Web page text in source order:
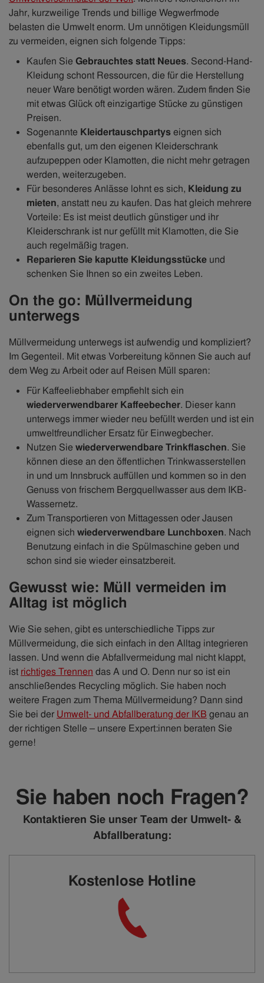
Jahr, kurzweilige Trends und billige Wegwerfmode
belasten die Umwelt enorm. Um unnötigen Kleidungsmüll
zu vermeiden, eignen sich folgende Tipps:
Kaufen Sie Gebrauchtes statt Neues. Second-Hand-
Kleidung schont Ressourcen, die für die Herstellung
neuer Ware benötigt worden wären. Zudem finden Sie
mit etwas Glück oft einzigartige Stücke zu günstigen
Preisen.
Sogenannte Kleidertauschpartyseignen sich
ebenfalls gut, um den eigenen Kleiderschrank
aufzupeppen oder Klamotten, die nicht mehr getragen
werden, weiterzugeben.
Für besonderes Anlässe lohnt es sich, Kleidung zu
mieten, anstatt neu zu kaufen. Das hat gleich mehrere
Vorteile: Es ist meist deutlich günstiger und ihr
Kleiderschrank ist nur gefüllt mit Klamotten, die Sie
auch regelmäßig tragen.
Reparieren Sie kaputte Kleidungsstücke und
schenken Sie Ihnen so ein zweites Leben.
On the go: Müllvermeidung
unterwegs
Müllvermeidung unterwegs ist aufwendig und kompliziert?
Im Gegenteil. Mit etwas Vorbereitung können Sie auch auf
dem Weg zu Arbeit oder auf Reisen Müll sparen:
Für Kaffeeliebhaber empfiehlt sich ein
wiederverwendbarer Kaffeebecher. Dieser kann
unterwegs immer wieder neu befüllt werden und ist ein
umweltfreundlicher Ersatz für Einwegbecher.
Nutzen Sie wiederverwendbare Trinkflaschen. Sie
können diese an den öffentlichen Trinkwasserstellen
in und um Innsbruck auffüllen und kommen so in den
Genuss von frischem Bergquellwasser aus dem IKB-
Wassernetz.
Zum Transportieren von Mittagessen oder Jausen
eignen sich wiederverwendbare Lunchboxen. Nach
Benutzung einfach in die Spülmaschine geben und
schon sind sie wieder einsatzbereit.
Gewusst wie: Müll vermeiden im
Alltag ist möglich
Wie Sie sehen, gibt es unterschiedliche Tipps zur
Müllvermeidung, die sich einfach in den Alltag integrieren
lassen. Und wenn die Abfallvermeidung mal nicht klappt,
ist richtiges Trennen das A und O. Denn nur so ist ein
anschließendes Recycling möglich. Sie haben noch
weitere Fragen zum Thema Müllvermeidung? Dann sind
Sie bei der Umwelt- und Abfallberatung der IKB genau an
der richtigen Stelle – unsere Expert:innen beraten Sie
gerne!
Sie haben noch Fragen?
Kontaktieren Sie unser Team der Umwelt- &
Abfallberatung:
Kostenlose Hotline